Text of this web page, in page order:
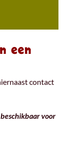
een
contact
voor